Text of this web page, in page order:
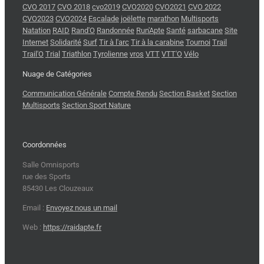
CVO 2017 CVO 2018 cvo2019 CVO2020 CVO2021 CVO 2022
CVO2023 CVO2024 Escalade joëlette marathon Multisports
Natation RAID Rand'O Randonnée Run'Apte Santé sarbacane Site
Internet Solidarité Surf Tir à l'arc Tir à la carabine Tournoi Trail
Trail'O Trial Triathlon Tyrolienne vros VTT VTT'O Vélo
Nuage de Catégories
Communication Générale Compte Rendu Section Basket Section
Multisports Section Sport Nature
Coordonnées
Salle Omnisports
rue des Sports
85430 Les Clouzeaux
Email : Envoyez nous un mail
Web : https://raidapte.fr